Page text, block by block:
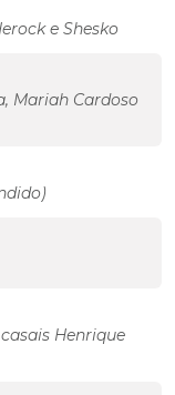
e Shesko
Mariah Cardoso
Henrique